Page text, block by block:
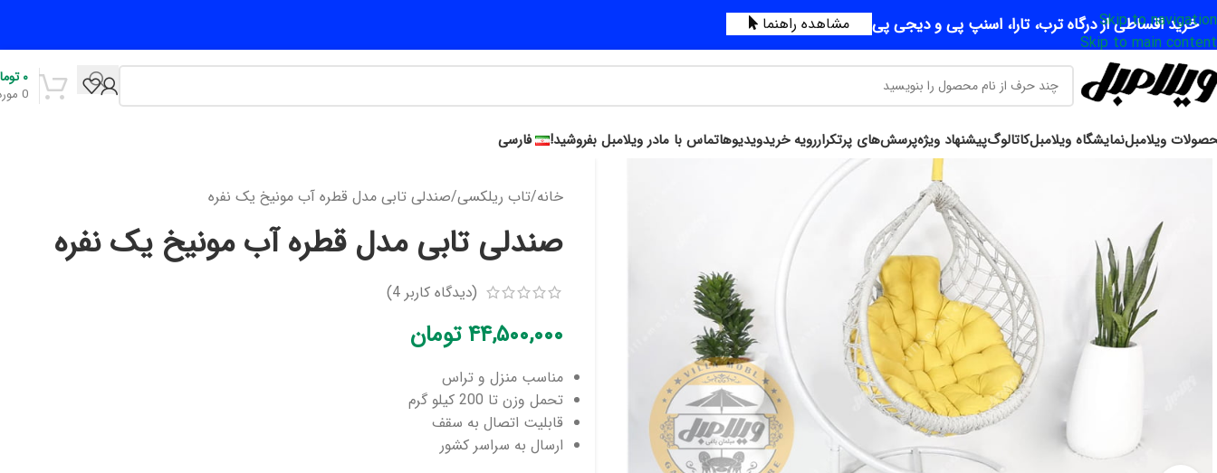
Skip to navigation
Skip to main content
خرید اقساطی از درگاه ترب، تارا، اسنپ پی و دیجی پی مشاهده راهنما
0
۰
ویلامبلنمایشگاه ویلامبلکاتالوگپیشنهاد ویژهپرسش‌های پرتکراررویه خریدویدیوهاتماس با مادر ویلامبل بفروشید! فارسی
خانه تاب ریلکسی صندلی تابی مدل قطره آب مونیخ یک نفره
صندلی تابی مدل قطره آب مونیخ یک نفره
(دیدگاه کاربر 4
)
۴۴,۵۰۰,۰۰۰ تومان
مناسب منزل و تراس
تحمل وزن تا 200 کیلو گرم
قابلیت اتصال به سقف
ارسال به سراسر کشور